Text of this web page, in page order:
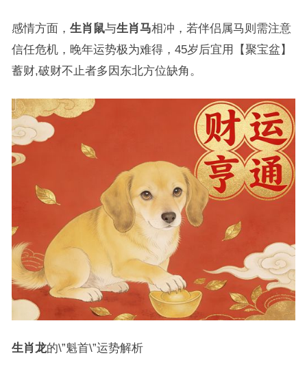
感情方面， 生肖鼠与生肖马相冲，若伴侣属马则需注意
信任危机，晚年运势极为难得，45岁后宜用【聚宝盆】
蓄财,破财不止者多因东北方位缺角。
生肖龙的\”魁首\”运势解析